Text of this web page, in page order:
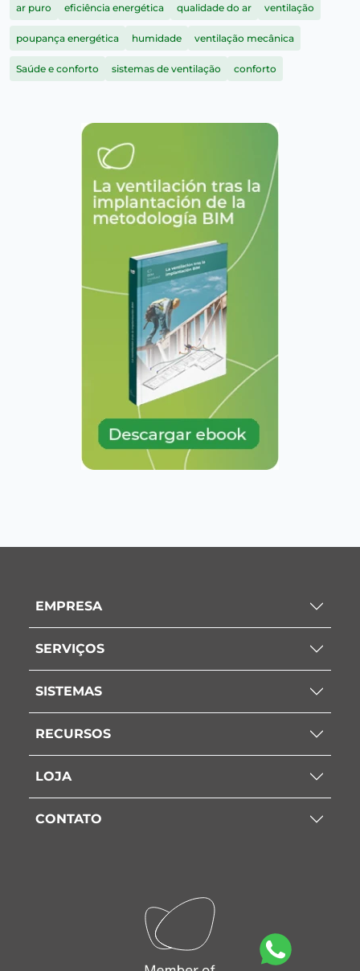
ar puro eficiência energética qualidade do ar ventilação
poupança energética humidade ventilação mecânica
Saúde e conforto sistemas de ventilação conforto
EMPRESA
SERVIÇOS
SISTEMAS
RECURSOS
LOJA
CONTATO